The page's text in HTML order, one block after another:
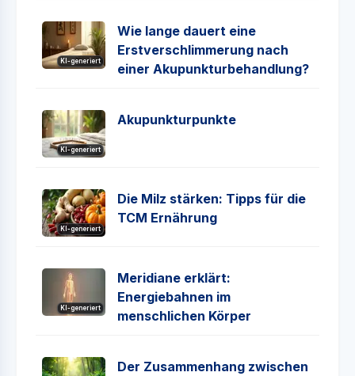
KI-generiert
Wie lange dauert eine
Erstverschlimmerung nach
einer Akupunkturbehandlung?
KI-generiert
Akupunkturpunkte
KI-generiert
Die Milz stärken: Tipps für die
TCM Ernährung
KI-generiert
Meridiane erklärt:
Energiebahnen im
menschlichen Körper
Der Zusammenhang zwischen